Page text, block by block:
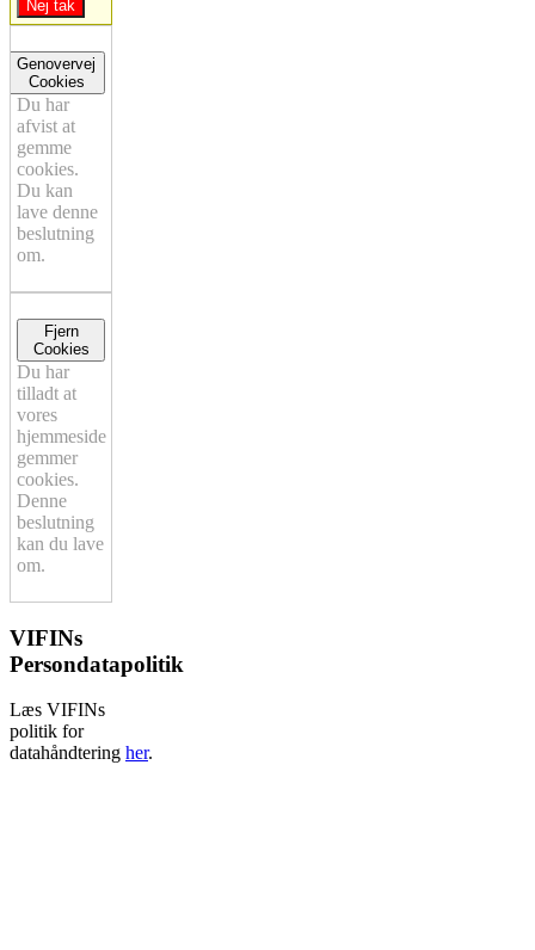
Nej tak
Genovervej
Cookies
Du har
afvist at
gemme
cookies.
Du kan
lave denne
beslutning
om.
Fjern
Cookies
Du har
tilladt at
vores
hjemmeside
gemmer
cookies.
Denne
beslutning
kan du lave
om.
VIFINs
Persondatapolitik
Læs VIFINs
politik for
datahåndtering her.